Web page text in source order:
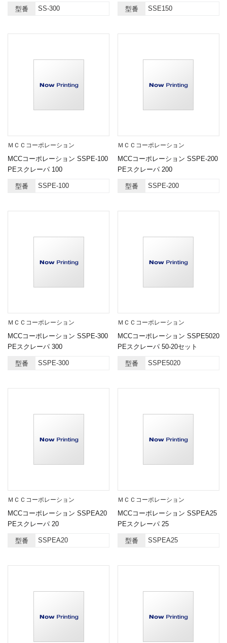
型番 SS-300 型番 SSE150
ＭＣＣコーポレーション
MCCコーポレーション SSPE-100
PEスクレーパ 100
型番 SSPE-100
ＭＣＣコーポレーション
MCCコーポレーション SSPE-200
PEスクレーパ 200
型番 SSPE-200
ＭＣＣコーポレーション
MCCコーポレーション SSPE-300
PEスクレーパ 300
型番 SSPE-300
ＭＣＣコーポレーション
MCCコーポレーション SSPE5020
PEスクレーパ 50-20セット
型番 SSPE5020
ＭＣＣコーポレーション
MCCコーポレーション SSPEA20
PEスクレーパ 20
型番 SSPEA20
ＭＣＣコーポレーション
MCCコーポレーション SSPEA25
PEスクレーパ 25
型番 SSPEA25